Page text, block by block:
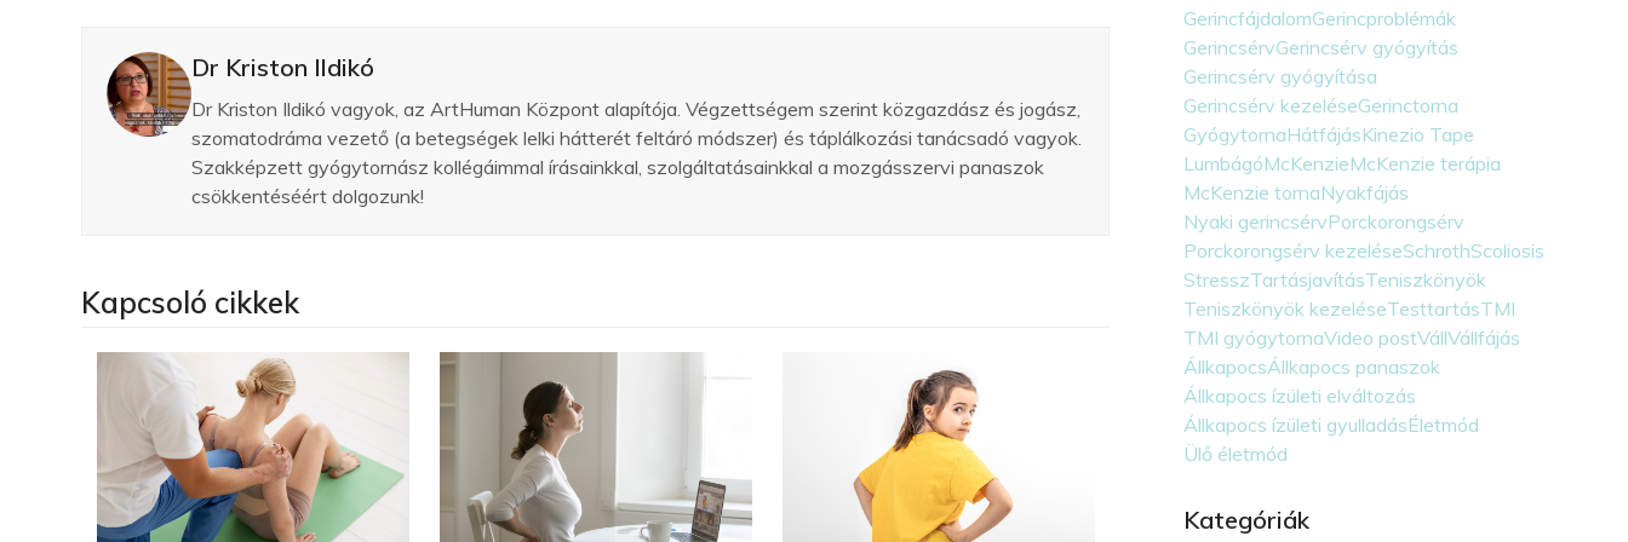
Dr Kriston Ildikó
Dr Kriston Ildikó vagyok, az ArtHuman Központ alapítója. Végzettségem szerint közgazdász és jogász,
szomatodráma vezető (a betegségek lelki hátterét feltáró módszer) és táplálkozási tanácsadó vagyok.
Szakképzett gyógytornász kollégáimmal írásainkkal, szolgáltatásainkkal a mozgásszervi panaszok
csökkentéséért dolgozunk!
Kapcsoló cikkek
GerincfájdalomGerincproblémák
GerincsérvGerincsérv gyógyítás
Gerincsérv gyógyítása
Gerincsérv kezeléseGerinctorna
GyógytornaHátfájásKinezio Tape
LumbágóMcKenzieMcKenzie terápia
McKenzie tornaNyakfájás
Nyaki gerincsérvPorckorongsérv
Porckorongsérv kezeléseSchrothScoliosis
StresszTartásjavításTeniszkönyök
Teniszkönyök kezeléseTesttartásTMI
TMI gyógytornaVideo postVállVállfájás
ÁllkapocsÁllkapocs panaszok
Állkapocs ízületi elváltozás
Állkapocs ízületi gyulladásÉletmód
Ülő életmód
Kategóriák